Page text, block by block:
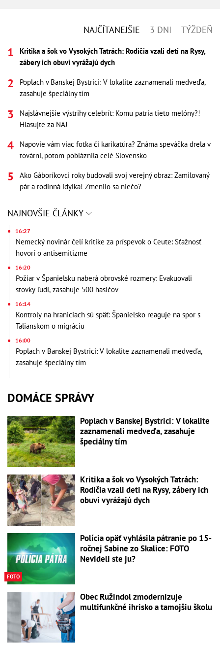
NAJČÍTANEJŠIE 3 DNI TÝŽDEŇ
Kritika a šok vo Vysokých Tatrách: Rodičia vzali deti na Rysy,
zábery ich obuvi vyrážajú dych
Poplach v Banskej Bystrici: V lokalite zaznamenali medveďa,
zasahuje špeciálny tím
Najslávnejšie výstrihy celebrít: Komu patria tieto melóny?!
Hlasujte za NAJ
Napovie vám viac fotka či karikatúra? Známa speváčka drela v
továrni, potom pobláznila celé Slovensko
Ako Gáboríkovci roky budovali svoj verejný obraz: Zamilovaný
pár a rodinná idylka! Zmenilo sa niečo?
NAJNOVŠIE ČLÁNKY
16:27
Nemecký novinár čelí kritike za príspevok o Ceute: Sťažnosť
hovorí o antisemitizme
16:20
Požiar v Španielsku naberá obrovské rozmery: Evakuovali
stovky ľudí, zasahuje 500 hasičov
16:14
Kontroly na hraniciach sú späť: Španielsko reaguje na spor s
Talianskom o migráciu
16:00
Poplach v Banskej Bystrici: V lokalite zaznamenali medveďa,
zasahuje špeciálny tím
DOMÁCE SPRÁVY
Poplach v Banskej Bystrici: V lokalite
zaznamenali medveďa, zasahuje
špeciálny tím
Kritika a šok vo Vysokých Tatrách:
Rodičia vzali deti na Rysy, zábery ich
obuvi vyrážajú dych
FOTO
Polícia opäť vyhlásila pátranie po 15-
ročnej Sabine zo Skalice: FOTO
Nevideli ste ju?
Obec Ružindol zmodernizuje
multifunkčné ihrisko a tamojšiu školu